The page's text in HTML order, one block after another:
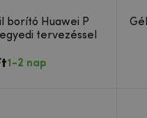
borító Huawei P
tervezéssel
1-2 nap